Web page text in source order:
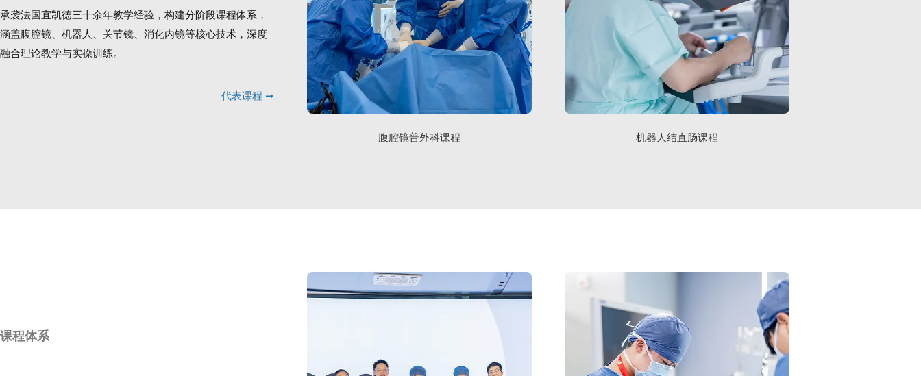
承袭法国宜凯德三十余年教学经验，构建分阶段课程体系，
涵盖腹腔镜、机器人、关节镜、消化内镜等核心技术，深度
融合理论教学与实操训练。
代表课程 ➞
腹腔镜普外科课程 机器人结直肠课程
课程体系